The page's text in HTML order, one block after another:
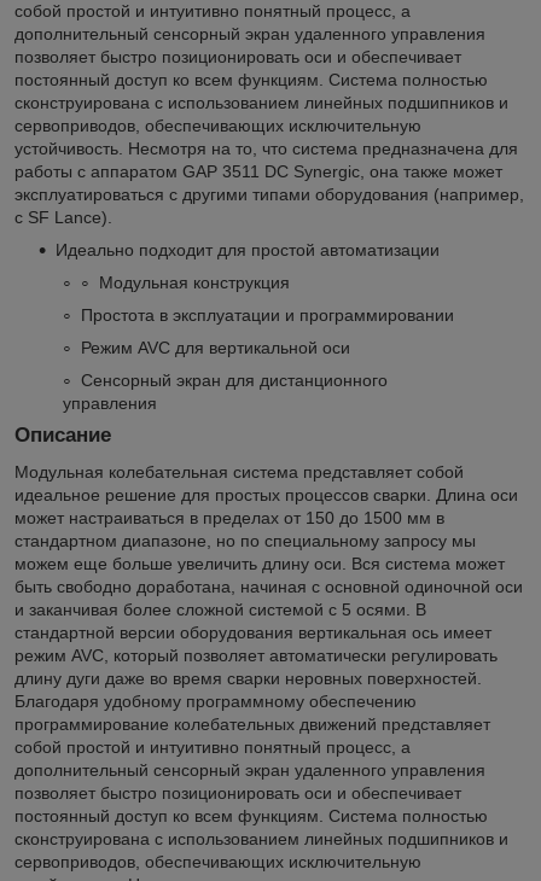
собой простой и интуитивно понятный процесс, а
дополнительный сенсорный экран удаленного управления
позволяет быстро позиционировать оси и обеспечивает
постоянный доступ ко всем функциям. Система полностью
сконструирована с использованием линейных подшипников и
сервоприводов, обеспечивающих исключительную
устойчивость. Несмотря на то, что система предназначена для
работы с аппаратом GAP 3511 DC Synergic, она также может
эксплуатироваться с другими типами оборудования (например,
с SF Lance).
Идеально подходит для простой автоматизации
Модульная конструкция
Простота в эксплуатации и программировании
Режим AVC для вертикальной оси
Сенсорный экран для дистанционного
управления
Описание
Модульная колебательная система представляет собой
идеальное решение для простых процессов сварки. Длина оси
может настраиваться в пределах от 150 до 1500 мм в
стандартном диапазоне, но по специальному запросу мы
можем еще больше увеличить длину оси. Вся система может
быть свободно доработана, начиная с основной одиночной оси
и заканчивая более сложной системой с 5 осями. В
стандартной версии оборудования вертикальная ось имеет
режим AVC, который позволяет автоматически регулировать
длину дуги даже во время сварки неровных поверхностей.
Благодаря удобному программному обеспечению
программирование колебательных движений представляет
собой простой и интуитивно понятный процесс, а
дополнительный сенсорный экран удаленного управления
позволяет быстро позиционировать оси и обеспечивает
постоянный доступ ко всем функциям. Система полностью
сконструирована с использованием линейных подшипников и
сервоприводов, обеспечивающих исключительную